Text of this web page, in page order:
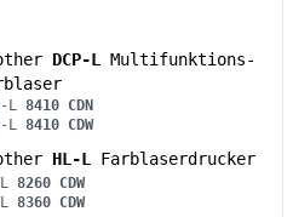
DCP-L Multifunktions-
L 8410 CDN
L 8410 CDW
HL-L Farblaserdrucker
8260 CDW
8360 CDW